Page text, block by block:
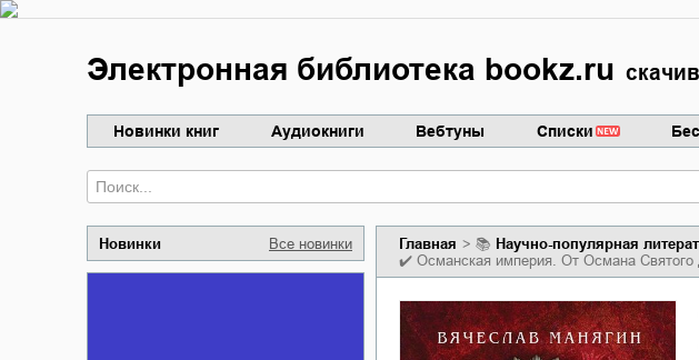
Электронная библиотека bookz.ru
Новинки книг Аудиокниги Вебтуны Списки
Новинки Все новинки Главная 📚 научно-популярная
✔️ Османская империя. От Османа